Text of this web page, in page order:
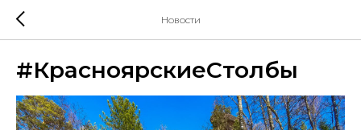
Новости
#КрасноярскиеСтолбы